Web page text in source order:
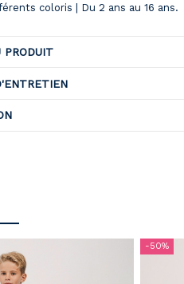
coloris | Du 2 ans au 16 ans.
PRODUIT
-50%